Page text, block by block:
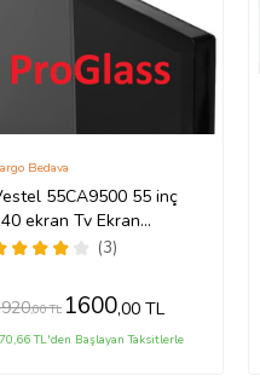
55CA9500 55 inç
ekran Tv Ekran
(3)
Bedava
,00 TL 1600,00 TL
TL'den Başlayan Taksitlerle